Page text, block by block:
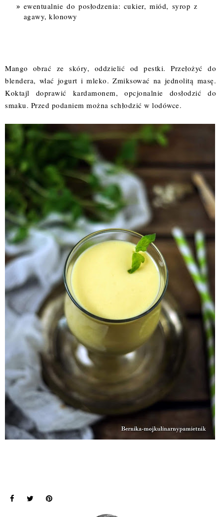
ewentualnie do posłodzenia: cukier, miód, syrop z
agawy, klonowy
Mango obrać ze skóry, oddzielić od pestki. Przełożyć do
blendera, wlać jogurt i mleko. Zmiksować na jednolitą masę.
Koktajl doprawić kardamonem, opcjonalnie dosłodzić do
smaku. Przed podaniem można schłodzić w lodówce.